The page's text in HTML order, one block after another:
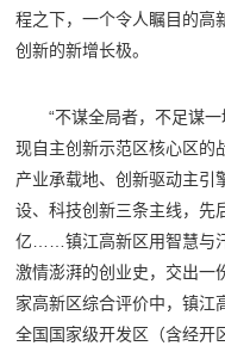
程之下，一个令人瞩目的高
创新的新增长极。
“不谋全局者，不足谋
现自主创新示范区核心区的
产业承载地、创新驱动主引
设、科技创新三条主线，先
亿……镇江高新区用智慧与
激情澎湃的创业史，交出一
家高新区综合评价中，镇江
全国国家级开发区（含经开